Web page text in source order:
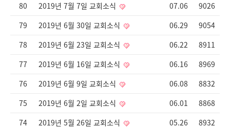
80
2019년 7월 7일 교회소식 07.06
9026
79
2019년 6월 30일 교회소식 06.29
9054
78
2019년 6월 23일 교회소식 06.22
8911
77
2019년 6월 16일 교회소식 06.16
8969
76
2019년 6월 9일 교회소식 06.08
8832
75
2019년 6월 2일 교회소식 06.01
8868
74
2019년 5월 26일 교회소식 05.26
8932